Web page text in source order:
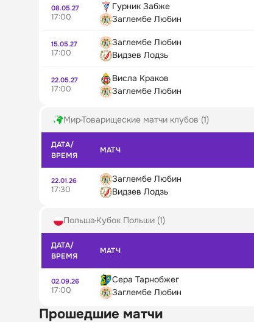
08.05.27
17:00
Гурник Забже
Заглембе Любин
15.05.27
17:00
Заглембе Любин
Видзев Лодзь
22.05.27
17:00
Висла Краков
Заглембе Любин
МирТоварищеские матчи клубов (1)
ДАТА/
ВРЕМЯ
МАТЧ
22.01.26
17:30
Заглембе Любин
Видзев Лодзь
Польша Кубок Польши (1)
ДАТА/
ВРЕМЯ
МАТЧ
02.09.26
17:00
Сера Тарнобжег
Заглембе Любин
Прошедшие матчи